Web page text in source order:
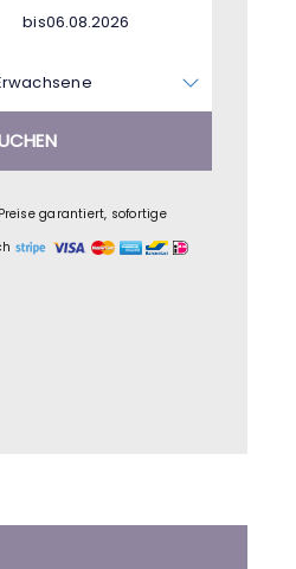
bis
garantiert, sofortige